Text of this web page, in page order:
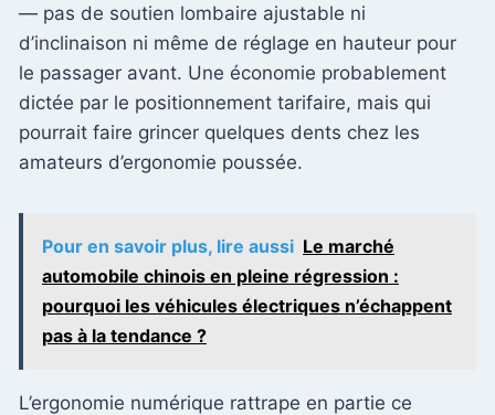
— pas de soutien lombaire ajustable ni
d’inclinaison ni même de réglage en hauteur pour
le passager avant. Une économie probablement
dictée par le positionnement tarifaire, mais qui
pourrait faire grincer quelques dents chez les
amateurs d’ergonomie poussée.
Pour en savoir plus, lire aussi Le marché
automobile chinois en pleine régression :
pourquoi les véhicules électriques n’échappent
pas à la tendance ?
L’ergonomie numérique rattrape en partie ce